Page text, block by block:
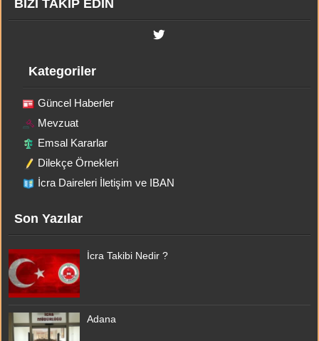
BİZİ TAKİP EDİN
Kategoriler
Güncel Haberler
Mevzuat
Emsal Kararlar
Dilekçe Örnekleri
İcra Daireleri İletişim ve IBAN
Son Yazılar
İcra Takibi Nedir ?
Adana